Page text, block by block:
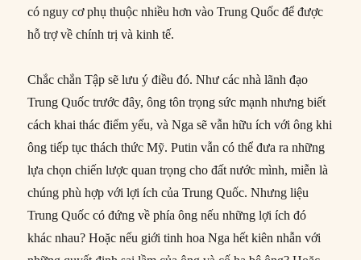
có nguy cơ phụ thuộc nhiều hơn vào Trung Quốc để được
hỗ trợ về chính trị và kinh tế.
Chắc chắn Tập sẽ lưu ý điều đó. Như các nhà lãnh đạo
Trung Quốc trước đây, ông tôn trọng sức mạnh nhưng biết
cách khai thác điểm yếu, và Nga sẽ vẫn hữu ích với ông khi
ông tiếp tục thách thức Mỹ. Putin vẫn có thể đưa ra những
lựa chọn chiến lược quan trọng cho đất nước mình, miễn là
chúng phù hợp với lợi ích của Trung Quốc. Nhưng liệu
Trung Quốc có đứng về phía ông nếu những lợi ích đó
khác nhau? Hoặc nếu giới tinh hoa Nga hết kiên nhẫn với